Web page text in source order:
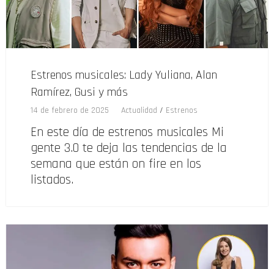
Estrenos musicales: Lady Yuliana, Alan
Ramírez, Gusi y más
14 de febrero de 2025 Actualidad / Estrenos
En este día de estrenos musicales Mi
gente 3.0 te deja las tendencias de la
semana que están on fire en los
listados.